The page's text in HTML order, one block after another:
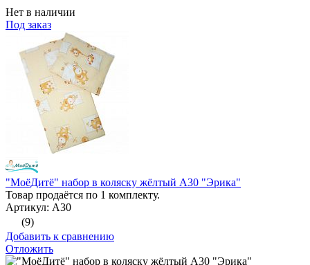
Нет в наличии
Под заказ
"МоёДитё" набор в коляску жёлтый А30 "Эрика"
Товар продаётся по 1 комплекту.
Артикул: А30
(9)
Добавить к сравнению
Отложить